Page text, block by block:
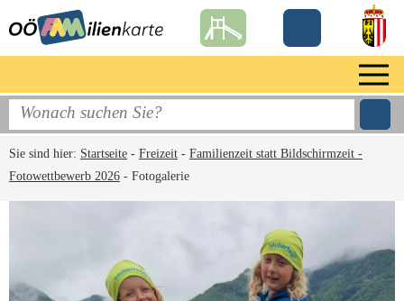
Sie sind hier: Startseite - Freizeit - Familienzeit statt Bildschirmzeit -
Fotowettbewerb 2026 - Fotogalerie